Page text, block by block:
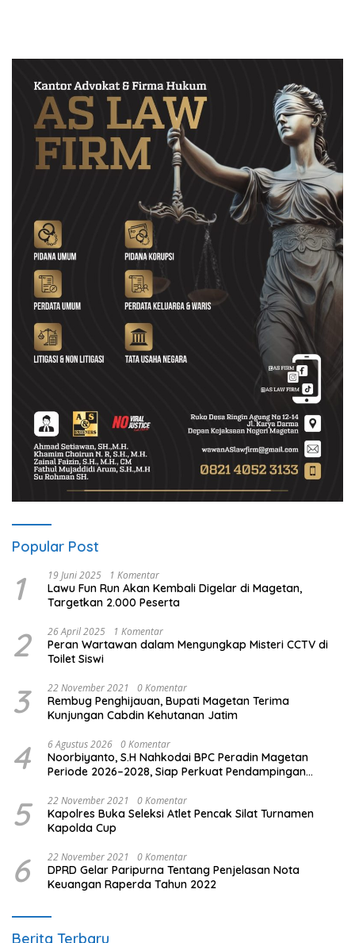
Popular Post
1 19 Juni 2025 1 Komentar
Lawu Fun Run Akan Kembali Digelar di Magetan,
Targetkan 2.000 Peserta
2 26 April 2025 1 Komentar
Peran Wartawan dalam Mengungkap Misteri CCTV di
Toilet Siswi
3 22 November 2021 0 Komentar
Rembug Penghijauan, Bupati Magetan Terima
Kunjungan Cabdin Kehutanan Jatim
4 6 Agustus 2026 0 Komentar
Noorbiyanto, S.H Nahkodai BPC Peradin Magetan
Periode 2026–2028, Siap Perkuat Pendampingan
5 22 November 2021 0 Komentar
Kapolres Buka Seleksi Atlet Pencak Silat Turnamen
Kapolda Cup
6 22 November 2021 0 Komentar
DPRD Gelar Paripurna Tentang Penjelasan Nota
Keuangan Raperda Tahun 2022
Berita Terbaru